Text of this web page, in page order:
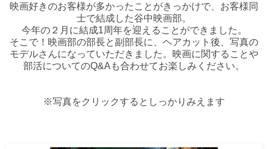
映画好きのお客様が多かったことがきっかけで、お客様同
士で結成した谷中映画部。
今年の２月に結成1周年を迎えることができました。
そこで！映画部の部長と副部長に、ヘアカット後、写真の
モデルさんになっていただきました。映画に関することや
部活についてのQ&Aも合わせてお楽しみください。
※写真をクリックするとしっかりみえます